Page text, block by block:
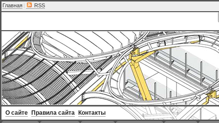
Главная | RSS
О сайте Правила сайта Контакты